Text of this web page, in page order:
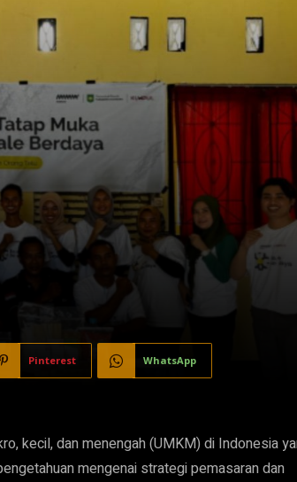
Pinterest WhatsApp
kecil, dan menengah (UMKM) di Indonesia
mengenai strategi pemasaran dan